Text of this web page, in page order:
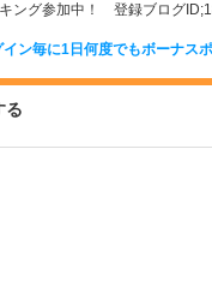
ング参加中！ 登録ブログ
イン毎に1日何度でもボーナス
る